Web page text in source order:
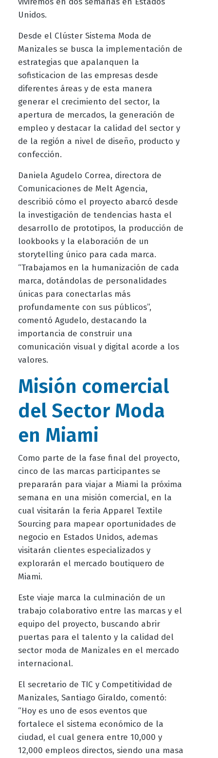
Unidos.
Desde el Clúster Sistema Moda de
Manizales se busca la implementación de
estrategias que apalanquen la
sofisticacion de las empresas desde
diferentes áreas y de esta manera
generar el crecimiento del sector, la
apertura de mercados, la generación de
empleo y destacar la calidad del sector y
de la región a nivel de diseño, producto y
confección.
Daniela Agudelo Correa, directora de
Comunicaciones de Melt Agencia,
describió cómo el proyecto abarcó desde
la investigación de tendencias hasta el
desarrollo de prototipos, la producción de
lookbooks y la elaboración de un
storytelling único para cada marca.
“Trabajamos en la humanización de cada
marca, dotándolas de personalidades
únicas para conectarlas más
profundamente con sus públicos”,
comentó Agudelo, destacando la
importancia de construir una
comunicación visual y digital acorde a los
valores.
Misión comercial
del Sector Moda
en Miami
Como parte de la fase final del proyecto,
cinco de las marcas participantes se
prepararán para viajar a Miami la próxima
semana en una misión comercial, en la
cual visitarán la feria Apparel Textile
Sourcing para mapear oportunidades de
negocio en Estados Unidos, ademas
visitarán clientes especializados y
explorarán el mercado boutiquero de
Miami.
Este viaje marca la culminación de un
trabajo colaborativo entre las marcas y el
equipo del proyecto, buscando abrir
puertas para el talento y la calidad del
sector moda de Manizales en el mercado
internacional.
El secretario de TIC y Competitividad de
Manizales, Santiago Giraldo, comentó:
“Hoy es uno de esos eventos que
fortalece el sistema económico de la
ciudad, el cual genera entre 10,000 y
12,000 empleos directos, siendo una masa